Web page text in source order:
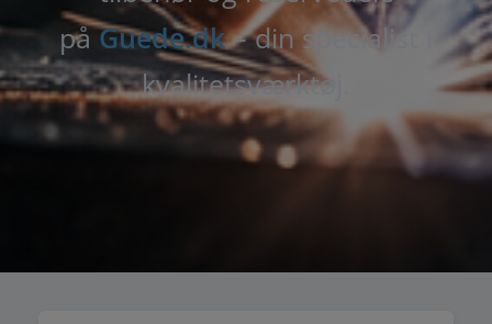
påGuede.dk– din specialist i
kvalitetsværktøj.